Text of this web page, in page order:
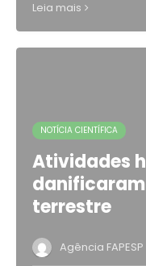
Leia mais
NOTÍCIA CIENTÍFICA
Atividades
terrestre
Agência FAPESP